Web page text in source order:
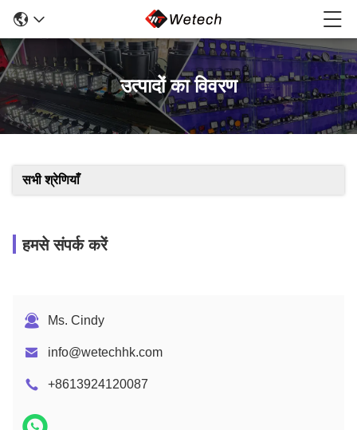
उत्पादों का विवरण
सभी श्रेणियाँ
हमसे संपर्क करें
Ms. Cindy
info@wetechhk.com
+8613924120087